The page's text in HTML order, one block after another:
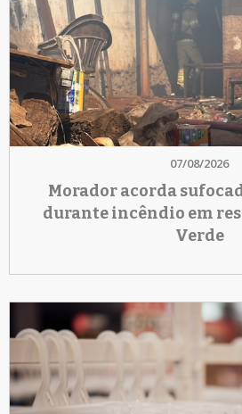
07/08/2026
Morador acorda
durante incêndio em
Verde